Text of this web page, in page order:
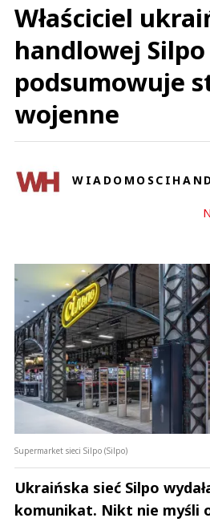
Właściciel
handlowej Silpo
podsumowuje
wojenne
Supermarket sieci Silpo (Silpo)
Ukraińska sieć Silpo
komunikat. Nikt nie myśli